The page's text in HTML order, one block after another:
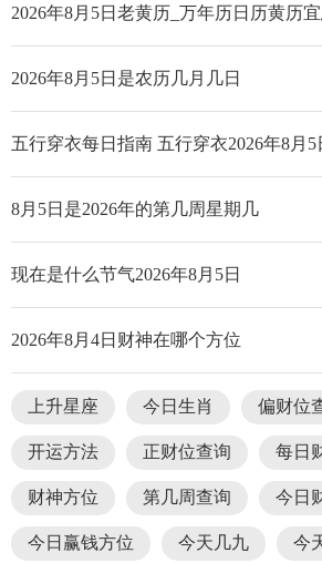
2026年8月5日老黄历_万年历日历黄历
2026年8月5日是农历几月几日
五行穿衣每日指南 五行穿衣2026年8月5
8月5日是2026年的第几周星期几
现在是什么节气2026年8月5日
2026年8月4日财神在哪个方位
上升星座 今日生肖 偏财位
开运方法 正财位查询 每日
财神方位 第几周查询 今日
今日赢钱方位 今天几九 今